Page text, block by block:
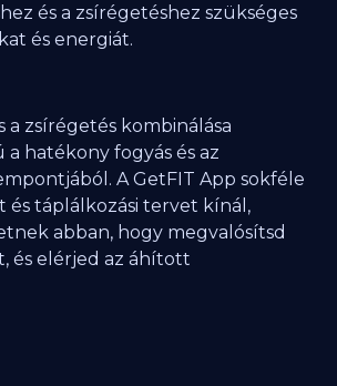
és a zsírégetéshez szükséges
és energiát.
a zsírégetés kombinálása
a hatékony fogyás és az
A GetFIT App sokféle
és táplálkozási tervet kínál,
abban, hogy megvalósítsd
és elérjed az áhított